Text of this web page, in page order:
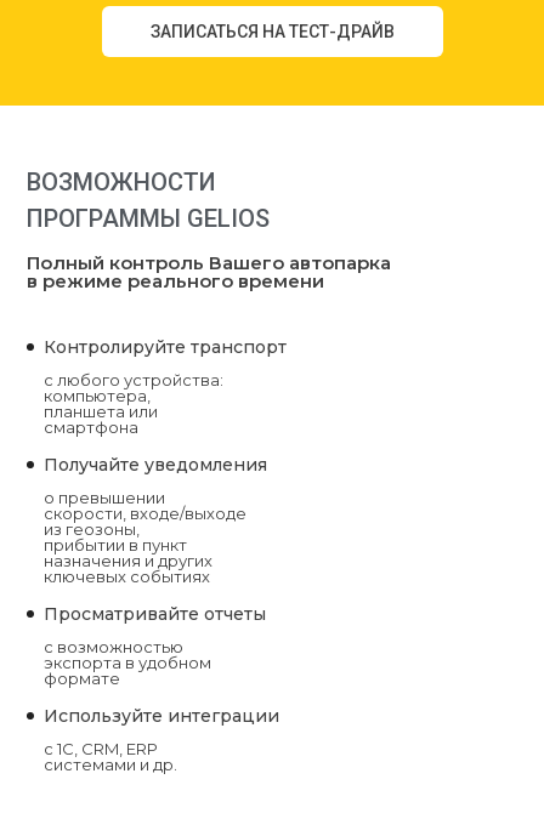
ВОЗМОЖНОСТИ
ПРОГРАММЫ GELIOS
Полный контроль Вашего автопарка
в режиме реального времени
Контролируйте транспорт
с любого устройства:
компьютера,
планшета или
смартфона
Получайте уведомления
о превышении
скорости, входе/выходе
из геозоны,
прибытии в пункт
назначения и других
ключевых событиях
Просматривайте отчеты
с возможностью
экспорта в удобном
формате
Используйте интеграции
с 1C, CRM, ERP
системами и др.